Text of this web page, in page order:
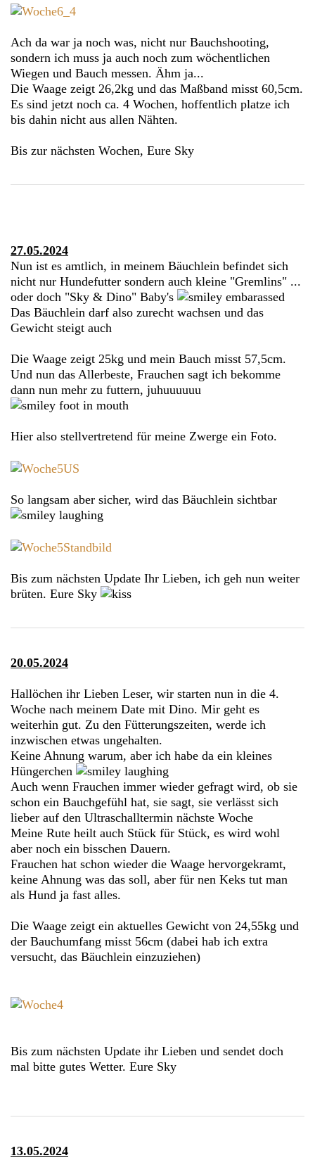
Ach da war ja noch was, nicht nur Bauchshooting,
sondern ich muss ja auch noch zum wöchentlichen
Wiegen und Bauch messen. Ähm ja...
Die Waage zeigt 26,2kg und das Maßband misst 60,5cm.
Es sind jetzt noch ca. 4 Wochen, hoffentlich platze ich
bis dahin nicht aus allen Nähten.
Bis zur nächsten Wochen, Eure Sky
27.05.2024
Nun ist es amtlich, in meinem Bäuchlein befindet sich
nicht nur Hundefutter sondern auch kleine "Gremlins" ...
oder doch "Sky & Dino" Baby's
Das Bäuchlein darf also zurecht wachsen und das
Gewicht steigt auch
Die Waage zeigt 25kg und mein Bauch misst 57,5cm.
Und nun das Allerbeste, Frauchen sagt ich bekomme
dann nun mehr zu futtern, juhuuuuuu
Hier also stellvertretend für meine Zwerge ein Foto.
So langsam aber sicher, wird das Bäuchlein sichtbar
Bis zum nächsten Update Ihr Lieben, ich geh nun weiter
brüten. Eure Sky
20.05.2024
Hallöchen ihr Lieben Leser, wir starten nun in die 4.
Woche nach meinem Date mit Dino. Mir geht es
weiterhin gut. Zu den Fütterungszeiten, werde ich
inzwischen etwas ungehalten.
Keine Ahnung warum, aber ich habe da ein kleines
Hüngerchen
Auch wenn Frauchen immer wieder gefragt wird, ob sie
schon ein Bauchgefühl hat, sie sagt, sie verlässt sich
lieber auf den Ultraschalltermin nächste Woche
Meine Rute heilt auch Stück für Stück, es wird wohl
aber noch ein bisschen Dauern.
Frauchen hat schon wieder die Waage hervorgekramt,
keine Ahnung was das soll, aber für nen Keks tut man
als Hund ja fast alles.
Die Waage zeigt ein aktuelles Gewicht von 24,55kg und
der Bauchumfang misst 56cm (dabei hab ich extra
versucht, das Bäuchlein einzuziehen)
Bis zum nächsten Update ihr Lieben und sendet doch
mal bitte gutes Wetter. Eure Sky
13.05.2024